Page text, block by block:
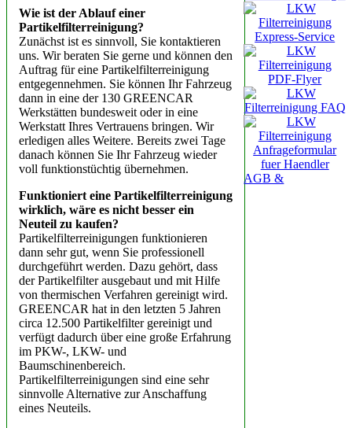
Wie ist der Ablauf einer
Partikelfilterreinigung?
Zunächst ist es sinnvoll, Sie kontaktieren
uns. Wir beraten Sie gerne und können den
Auftrag für eine Partikelfilterreinigung
entgegennehmen. Sie können Ihr Fahrzeug
dann in eine der 130 GREENCAR
Werkstätten bundesweit oder in eine
Werkstatt Ihres Vertrauens bringen. Wir
erledigen alles Weitere. Bereits zwei Tage
danach können Sie Ihr Fahrzeug wieder
voll funktionstüchtig übernehmen.
Funktioniert eine Partikelfilterreinigung
wirklich, wäre es nicht besser ein
Neuteil zu kaufen?
Partikelfilterreinigungen funktionieren
dann sehr gut, wenn Sie professionell
durchgeführt werden. Dazu gehört, dass
der Partikelfilter ausgebaut und mit Hilfe
von thermischen Verfahren gereinigt wird.
GREENCAR hat in den letzten 5 Jahren
circa 12.500 Partikelfilter gereinigt und
verfügt dadurch über eine große Erfahrung
im PKW-, LKW- und
Baumschinenbereich.
Partikelfilterreinigungen sind eine sehr
sinnvolle Alternative zur Anschaffung
eines Neuteils.
AGB &